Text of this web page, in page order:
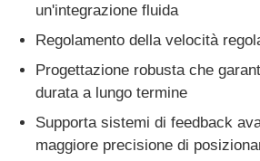
Prodotti
Chi siamo
un'integrazione fluida
Regolamento della velocità
Progettazione robusta che
durata a lungo termine
Supporta sistemi di feedback
maggiore precisione di